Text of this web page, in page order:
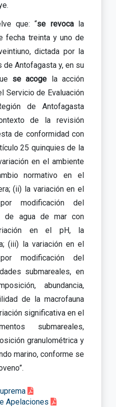
que: “se revoca la
fecha treinta y uno de
dictada por la
de Antofagasta y, en su
se acoge la acción
Servicio de Evaluación
de Antofagasta
de la revisión
de conformidad con
25 quinquies de la
en el ambiente
normativo en el
(ii) la variación en el
modificación del
de agua de mar con
en el pH, la
(iii) la variación en el
modificación del
submareales, en
abundancia,
de la macrofauna
significativa en el
submareales,
granulométrica y
marino, conforme se
Apelaciones